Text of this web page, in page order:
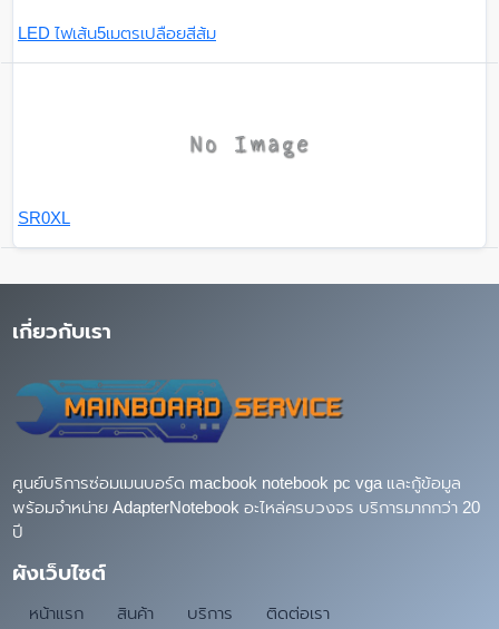
LED ไฟเส้น5เมตรเปลือยสีส้ม
SR0XL
เกี่ยวกับเรา
ศูนย์บริการซ่อมเมนบอร์ด macbook notebook pc vga และกู้ข้อมูล
พร้อมจำหน่าย AdapterNotebook อะไหล่ครบวงจร บริการมากกว่า 20
ปี
ผังเว็บไซต์
หน้าแรก สินค้า บริการ ติดต่อเรา